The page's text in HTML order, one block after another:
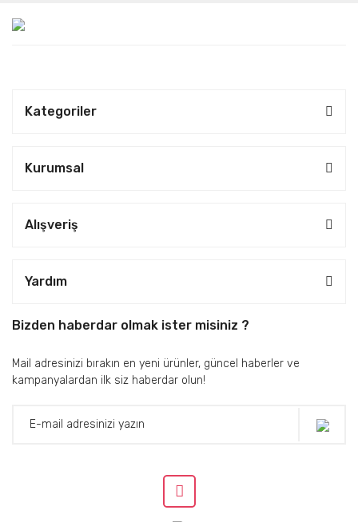
Kategoriler
Kurumsal
Alışveriş
Yardım
Bizden haberdar olmak ister misiniz ?
Mail adresinizi bırakın en yeni ürünler, güncel haberler ve
kampanyalardan ilk siz haberdar olun!